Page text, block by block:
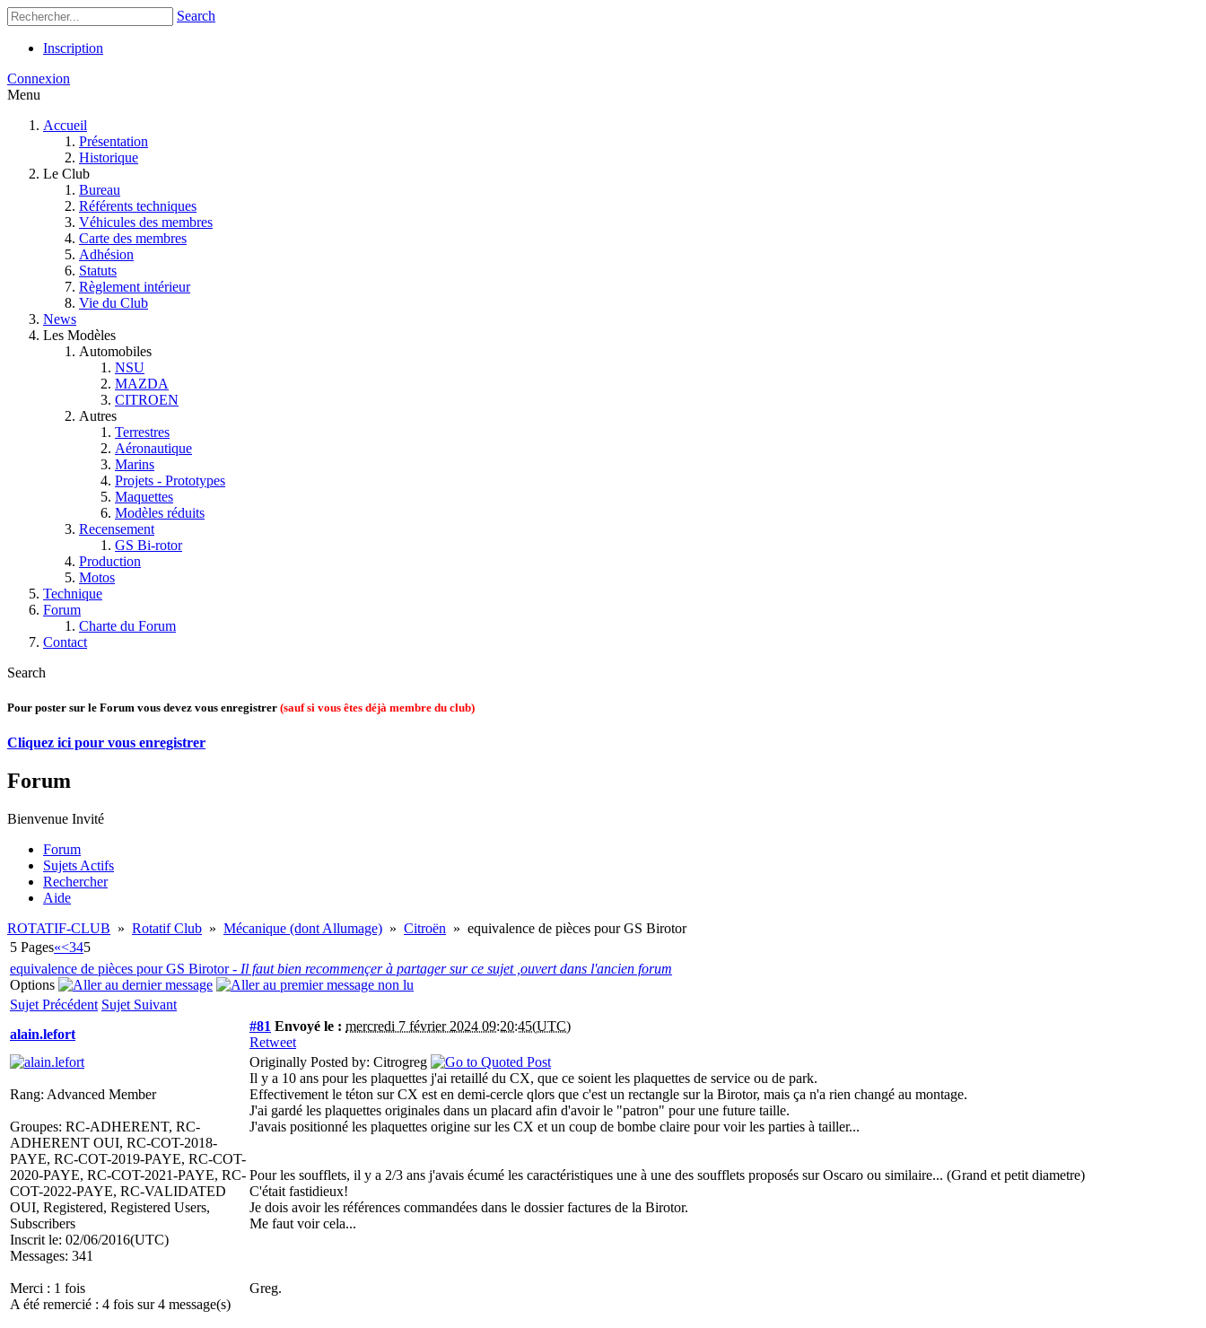
Search
Inscription
Connexion
Menu
Accueil
Présentation
Historique
Le Club
Bureau
Référents techniques
Véhicules des membres
Carte des membres
Adhésion
Statuts
Règlement intérieur
Vie du Club
News
Les Modèles
Automobiles
NSU
MAZDA
CITROEN
Autres
Terrestres
Aéronautique
Marins
Projets - Prototypes
Maquettes
Modèles réduits
Recensement
GS Bi-rotor
Production
Motos
Technique
Forum
Charte du Forum
Contact
Search
Pour poster sur le Forum vous devez vous enregistrer (sauf si vous êtes déjà membre du club)
Cliquez ici pour vous enregistrer
Forum
Bienvenue Invité
Forum
Sujets Actifs
Rechercher
Aide
ROTATIF-CLUB » Rotatif Club » Mécanique (dont Allumage) » Citroën » equivalence de pièces pour GS Birotor
5 Pages«<345
equivalence de pièces pour GS Birotor - Il faut bien recommençer à partager sur ce sujet ,ouvert dans l'ancien forum
Options
Sujet Précédent Sujet Suivant
alain.lefort
#81 Envoyé le : mercredi 7 février 2024 09:20:45(UTC)
Retweet
Rang: Advanced Member
Groupes: RC-ADHERENT, RC-
ADHERENT OUI, RC-COT-2018-
PAYE, RC-COT-2019-PAYE, RC-COT-
2020-PAYE, RC-COT-2021-PAYE, RC-
COT-2022-PAYE, RC-VALIDATED
OUI, Registered, Registered Users,
Subscribers
Inscrit le: 02/06/2016(UTC)
Messages: 341
Merci : 1 fois
A été remercié : 4 fois sur 4 message(s)
Originally Posted by: Citrogreg
Il y a 10 ans pour les plaquettes j'ai retaillé du CX, que ce soient les plaquettes de service ou de park.
Effectivement le téton sur CX est en demi-cercle qlors que c'est un rectangle sur la Birotor, mais ça n'a rien changé au montage.
J'ai gardé les plaquettes originales dans un placard afin d'avoir le "patron" pour une future taille.
J'avais positionné les plaquettes origine sur les CX et un coup de bombe claire pour voir les parties à tailler...
Pour les soufflets, il y a 2/3 ans j'avais écumé les caractéristiques une à une des soufflets proposés sur Oscaro ou similaire... (Grand et petit diametre)
C'était fastidieux!
Je dois avoir les références commandées dans le dossier factures de la Birotor.
Me faut voir cela...
Greg.